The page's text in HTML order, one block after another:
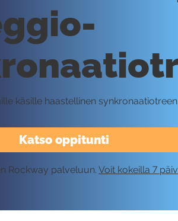
Katso oppitunti
käsille haastellinen
Rockway palveluun. Voit kokeilla 7